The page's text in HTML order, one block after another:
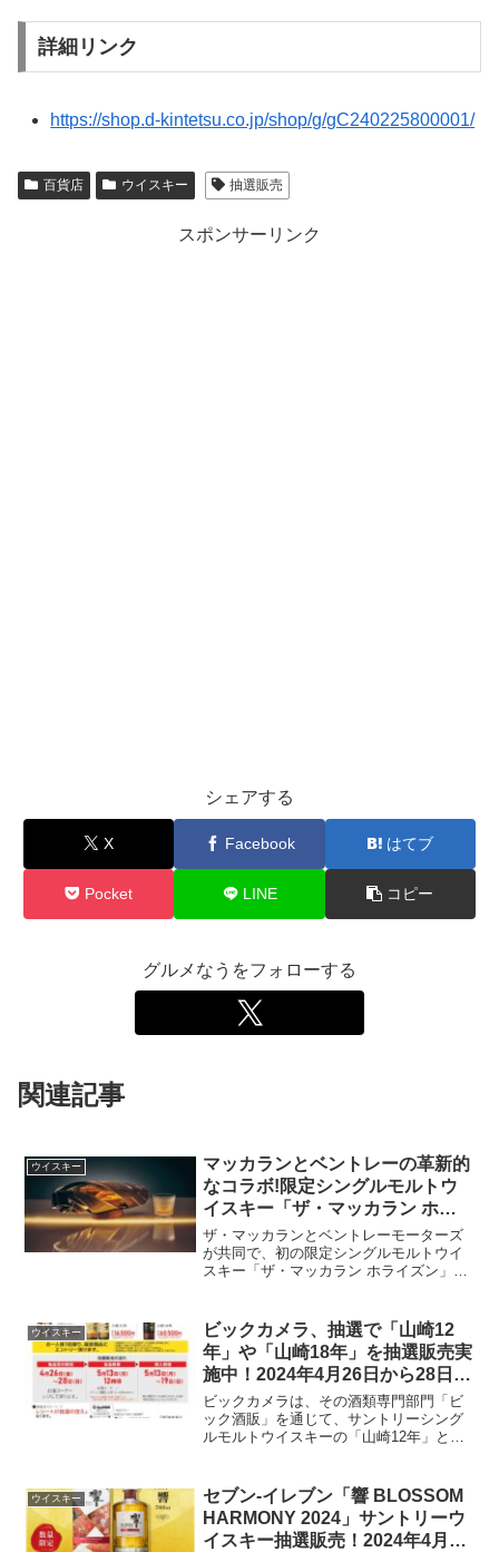
詳細リンク
https://shop.d-kintetsu.co.jp/shop/g/gC240225800001/
百貨店 ウイスキー 抽選販売
スポンサーリンク
シェアする
X Facebook はてブ
Pocket LINE コピー
グルメなうをフォローする
関連記事
ウイスキー
マッカランとベントレーの革新的
なコラボ!限定シングルモルトウ
イスキー「ザ・マッカラン ホラ
イズン」発売中！
ザ・マッカランとベントレーモーターズ
が共同で、初の限定シングルモルトウイ
スキー「ザ・マッカラン ホライズン」を
上げた製品であり、未来を見据えた素材
とデザインによって、新...
ウイスキー
ビックカメラ、抽選で「山崎12
年」や「山崎18年」を抽選販売実
施中！2024年4月26日から28日ま
で受付
ビックカメラは、その酒類専門部門「ビ
ック酒販」を通じて、サントリーシング
ルモルトウイスキーの「山崎12年」と
を逃さないよう、条件を満たしたビック
カメラグループ提携クレ...
ウイスキー
セブン-イレブン「響 BLOSSOM
HARMONY 2024」サントリーウ
イスキー抽選販売！2024年4月28